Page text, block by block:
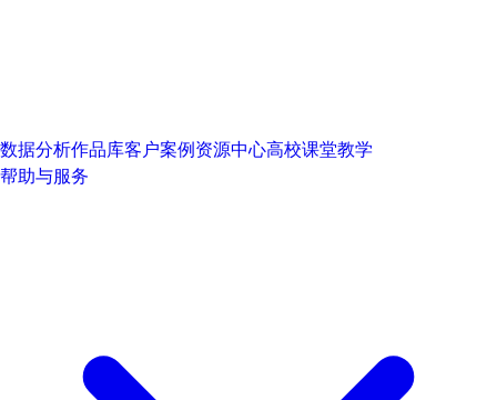
数据分析作品库客户案例资源中心高校课堂教学
帮助与服务